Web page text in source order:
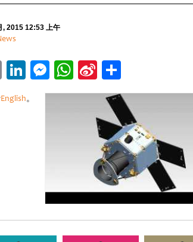
, 2015 12:53 上午
EmailLinkedIn
Messenger
WhatsApp
Sina
Weibo
分
享
English。